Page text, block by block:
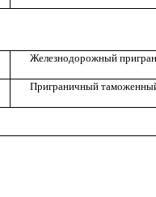
Железнодорожный
Приграничный